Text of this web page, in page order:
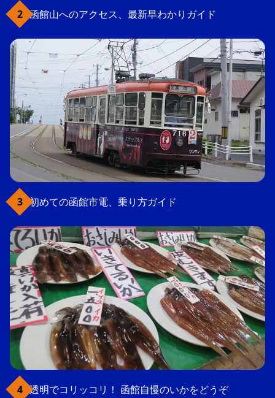
函館山へのアクセス、最新早わかりガイド
初めての函館市電、乗り方ガイド
透明でコリッコリ！ 函館自慢のいかをどうぞ